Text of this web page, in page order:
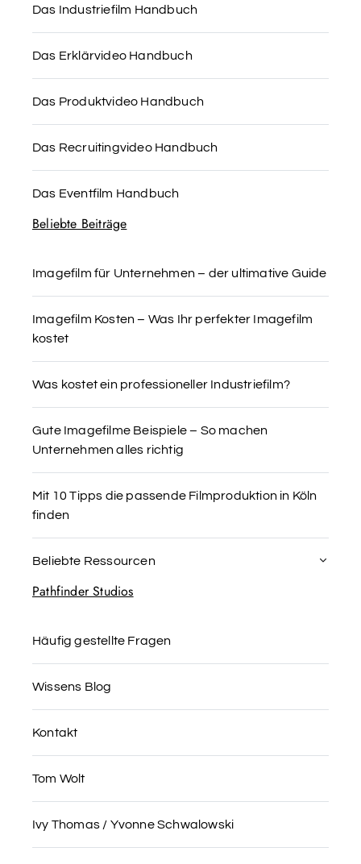
Das Industriefilm Handbuch
Das Erklärvideo Handbuch
Das Produktvideo Handbuch
Das Recruitingvideo Handbuch
Das Eventfilm Handbuch
Beliebte Beiträge
Imagefilm für Unternehmen – der ultimative Guide
Imagefilm Kosten – Was Ihr perfekter Imagefilm
kostet
Was kostet ein professioneller Industriefilm?
Gute Imagefilme Beispiele – So machen
Unternehmen alles richtig
Mit 10 Tipps die passende Filmproduktion in Köln
finden
Beliebte Ressourcen
Pathfinder Studios
Häufig gestellte Fragen
Wissens Blog
Kontakt
Tom Wolt
Ivy Thomas / Yvonne Schwalowski